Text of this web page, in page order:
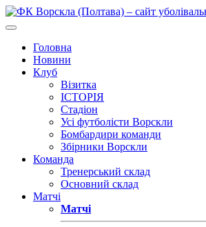
Головна
Новини
Клуб
Візитка
ІСТОРІЯ
Стадіон
Усі футболісти Ворскли
Бомбардири команди
Збірники Ворскли
Команда
Тренерський склад
Основний склад
Матчі
Матчі